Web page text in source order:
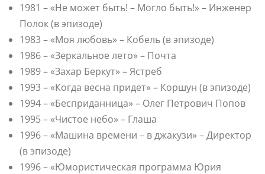
1981 – «Не может быть! – Могло быть!» – Инженер
Полок (в эпизоде)
1983 – «Моя любовь» – Кобель (в эпизоде)
1986 – «Зеркальное лето» – Почта
1989 – «Захар Беркут» – Ястреб
1993 – «Когда весна придет» – Коршун (в эпизоде)
1994 – «Бесприданница» – Олег Петрович Попов
1995 – «Чистое небо» – Глаша
1996 – «Машина времени – в джакузи» – Директор
(в эпизоде)
1996 – «Юмористическая программа Юрия